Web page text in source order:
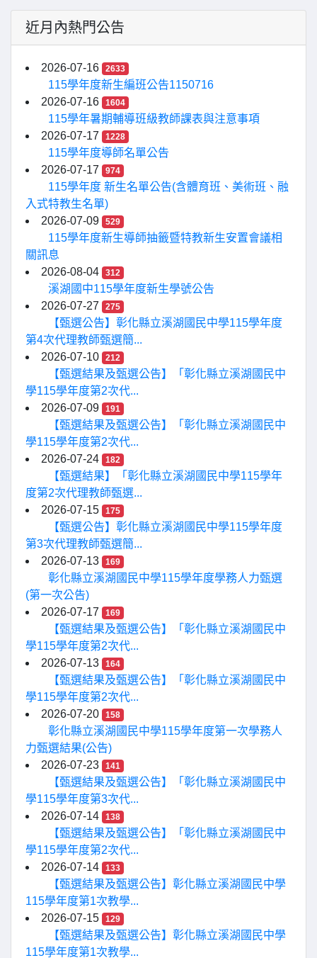
近月內熱門公告
2026-07-16 2633
115學年度新生編班公告1150716
2026-07-16
1604
115學年暑期輔導班級教師課表與注意事項
2026-07-17
1228
115學年度導師名單公告
2026-07-17
974
115學年度 新生名單公告(含體育班、美術班、融
入式特教生名單)
2026-07-09
529
115學年度新生導師抽籤暨特教新生安置會議相
關訊息
2026-08-04
312
溪湖國中115學年度新生學號公告
2026-07-27
275
【甄選公告】彰化縣立溪湖國民中學115學年度
第4次代理教師甄選簡...
2026-07-10
212
【甄選結果及甄選公告】「彰化縣立溪湖國民中
學115學年度第2次代...
2026-07-09
191
【甄選結果及甄選公告】「彰化縣立溪湖國民中
學115學年度第2次代...
2026-07-24
182
【甄選結果】「彰化縣立溪湖國民中學115學年
度第2次代理教師甄選...
2026-07-15
175
【甄選公告】彰化縣立溪湖國民中學115學年度
第3次代理教師甄選簡...
2026-07-13
169
彰化縣立溪湖國民中學115學年度學務人力甄選
(第一次公告)
2026-07-17
169
【甄選結果及甄選公告】「彰化縣立溪湖國民中
學115學年度第2次代...
2026-07-13
164
【甄選結果及甄選公告】「彰化縣立溪湖國民中
學115學年度第2次代...
2026-07-20
158
彰化縣立溪湖國民中學115學年度第一次學務人
力甄選結果(公告)
2026-07-23
141
【甄選結果及甄選公告】「彰化縣立溪湖國民中
學115學年度第3次代...
2026-07-14
138
【甄選結果及甄選公告】「彰化縣立溪湖國民中
學115學年度第2次代...
2026-07-14
133
【甄選結果及甄選公告】彰化縣立溪湖國民中學
115學年度第1次教學...
2026-07-15
129
【甄選結果及甄選公告】彰化縣立溪湖國民中學
115學年度第1次教學...